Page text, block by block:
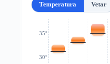
Temperatura Vetar
30°
35°